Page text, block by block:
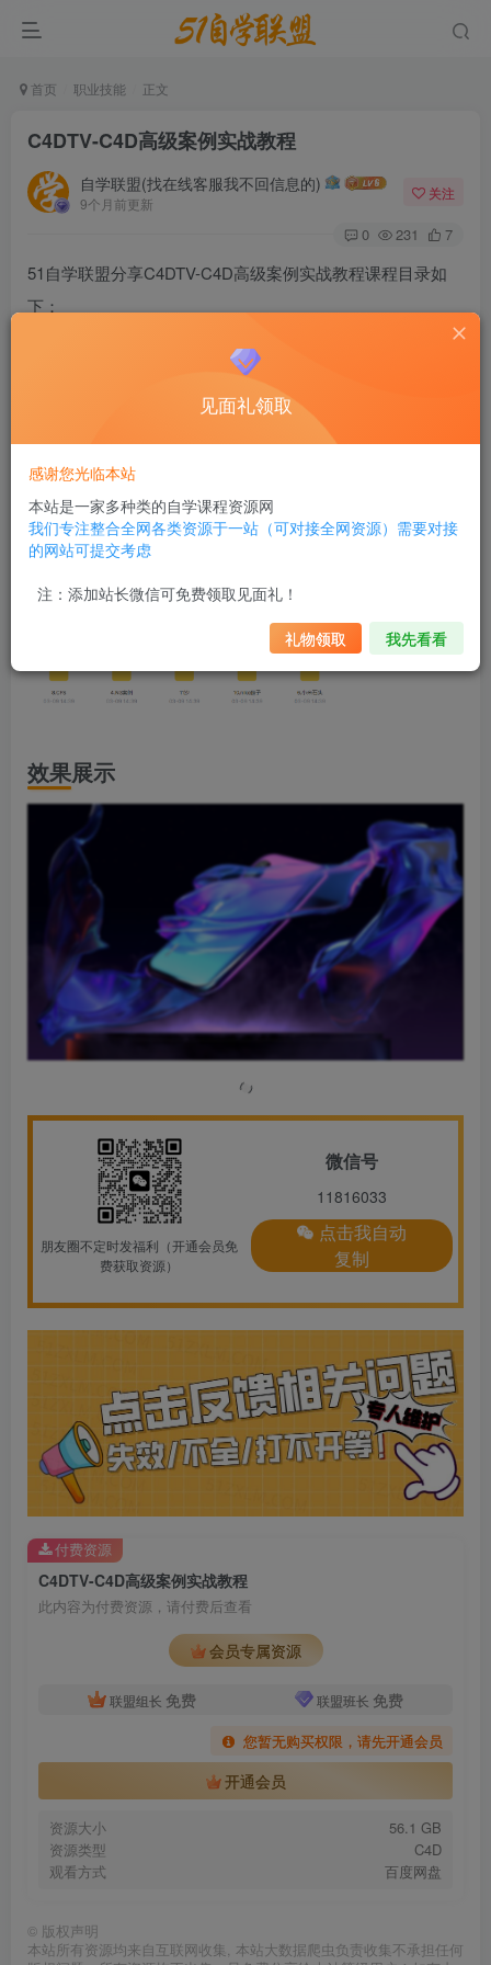
首页 职业技能 正文
C4DTV-C4D高级案例实战教程
自学联盟(找在线客服我不回信息的)
9个月前更新
关注
0 231 7
51自学联盟分享C4DTV-C4D高级案例实战教程课程目录如
下：
课程目录
效果展示
朋友圈不定时发福利（开通会员免
费获取资源）
微信号
11816033
点击我自动
复制
C4DTV-C4D高级案例实战教程
此内容为付费资源，请付费后查看
会员专属资源
联盟组长 免费 联盟班长 免费
您暂无购买权限，请先开通会员
开通会员
资源大小
56.1 GB
资源类型
C4D
观看方式
百度网盘
付费资源
© 版权声明
本站所有资源均来自互联网收集, 本站大数据爬虫负责收集不承担任何
见面礼领取
感谢您光临本站
本站是一家多种类的自学课程资源网
我们专注整合全网各类资源于一站（可对接全网资源）需要对接
的网站可提交考虑
注：添加站长微信可免费领取见面礼！
礼物领取 我先看看